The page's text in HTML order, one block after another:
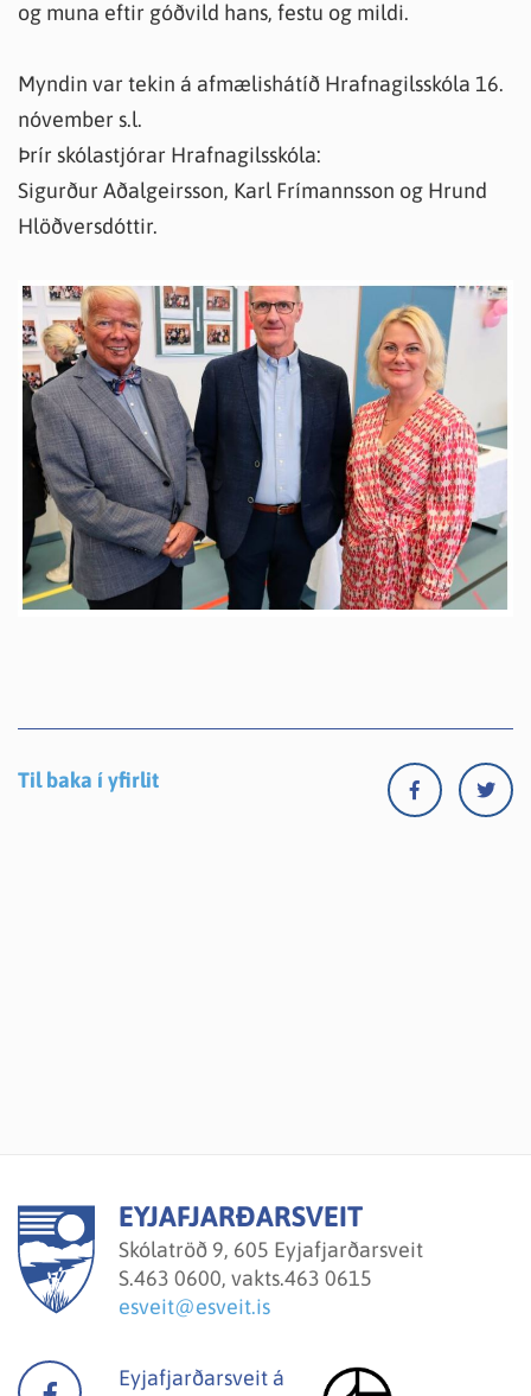
og muna eftir góðvild hans, festu og mildi.
Myndin var tekin á afmælishátíð Hrafnagilsskóla 16.
nóvember s.l.
Þrír skólastjórar Hrafnagilsskóla:
Sigurður Aðalgeirsson, Karl Frímannsson og Hrund
Hlöðversdóttir.
Til baka í yfirlit
EYJAFJARÐARSVEIT
Skólatröð 9, 605 Eyjafjarðarsveit
S.463 0600, vakts.463 0615
esveit@esveit.is
Eyjafjarðarsveit á